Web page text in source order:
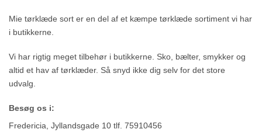
Mie tørklæde sort er en del af et kæmpe tørklæde sortiment vi har
i butikkerne.
Vi har rigtig meget tilbehør i butikkerne. Sko, bælter, smykker og
altid et hav af tørklæder. Så snyd ikke dig selv for det store
udvalg.
Besøg os i:
Fredericia, Jyllandsgade 10 tlf. 75910456